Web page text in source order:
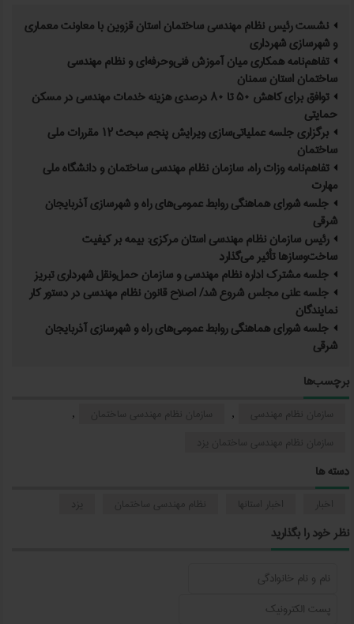
نشست رئیس نظام مهندسی ساختمان استان قزوین با معاونت معماری
و شهرسازی شهرداری
تفاهم‌نامه همکاری میان آموزش فنی‌وحرفه‌ای و نظام مهندسی
ساختمان استان سمنان
توافق برای کاهش ۵۰ تا ۸۰ درصدی هزینه خدمات مهندسی در مسکن
حمایتی
برگزاری جلسه عملیاتی‌سازی ویرایش پنجم مبحث ۱۲ مقررات ملی
ساختمان
تفاهم‌نامه وزات راه، سازمان نظام مهندسی ساختمان و دانشگاه ملی
مهارت
جلسه شورای هماهنگی روابط عمومی‌های راه و شهرسازی آذربایجان
شرقی
رئیس سازمان نظام مهندسی استان مرکزی: بیمه بر کیفیت
ساخت‌وسازها تأثیر می‌گذارد
جلسه مشترک اداره نظام مهندسی و سازمان حمل‌ونقل شهرداری تبریز
جلسه علنی مجلس شروع شد/ اصلاح قانون نظام مهندسی در دستور کار
نمایندگان
جلسه شورای هماهنگی روابط عمومی‌های راه و شهرسازی آذربایجان
شرقی
برچسب‌ها
,
,
دسته ها
نظر خود را بگذارید